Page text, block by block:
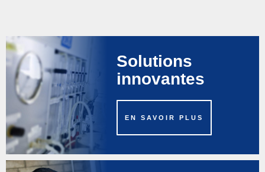
Solutions
innovantes
EN SAVOIR PLUS